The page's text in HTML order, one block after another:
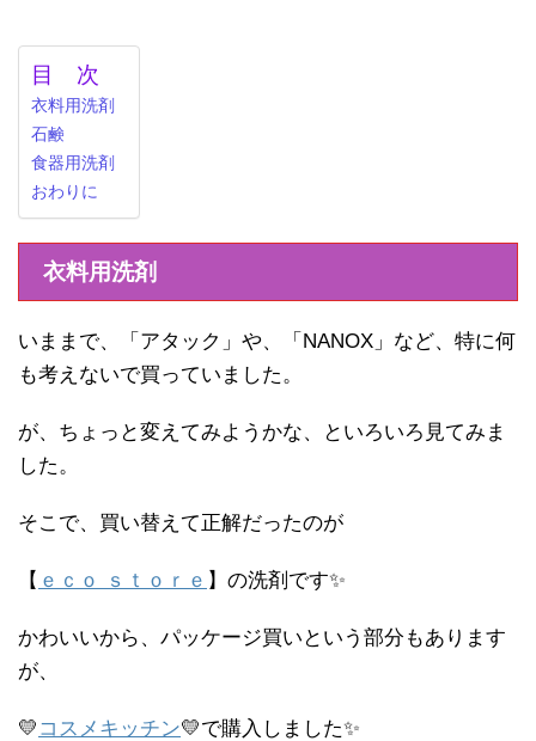
目 次
衣料用洗剤
石鹸
食器用洗剤
おわりに
衣料用洗剤
いままで、「アタック」や、「NANOX」など、特に何
も考えないで買っていました。
が、ちょっと変えてみようかな、といろいろ見てみま
した。
そこで、買い替えて正解だったのが
【 ｅｃｏ ｓｔｏｒｅ 】の洗剤です✨
かわいいから、パッケージ買いという部分もあります
が、
💛 コスメキッチン💛で購入しました✨